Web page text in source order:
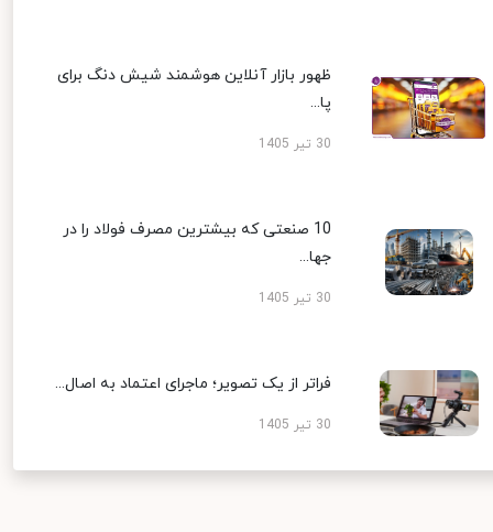
ظهور بازار آنلاین هوشمند شیش دنگ برای
پا...
30 تیر 1405
10 صنعتی که بیشترین مصرف فولاد را در
جها...
30 تیر 1405
فراتر از یک تصویر؛ ماجرای اعتماد به اصال...
30 تیر 1405